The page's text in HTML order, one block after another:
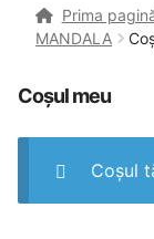
Prima
MANDALA
Coșul meu
Coșul